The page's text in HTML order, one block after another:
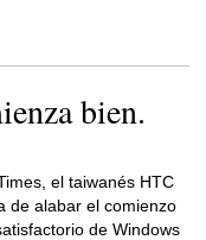
bien.
el taiwanés HTC
de alabar el comienzo
de Windows